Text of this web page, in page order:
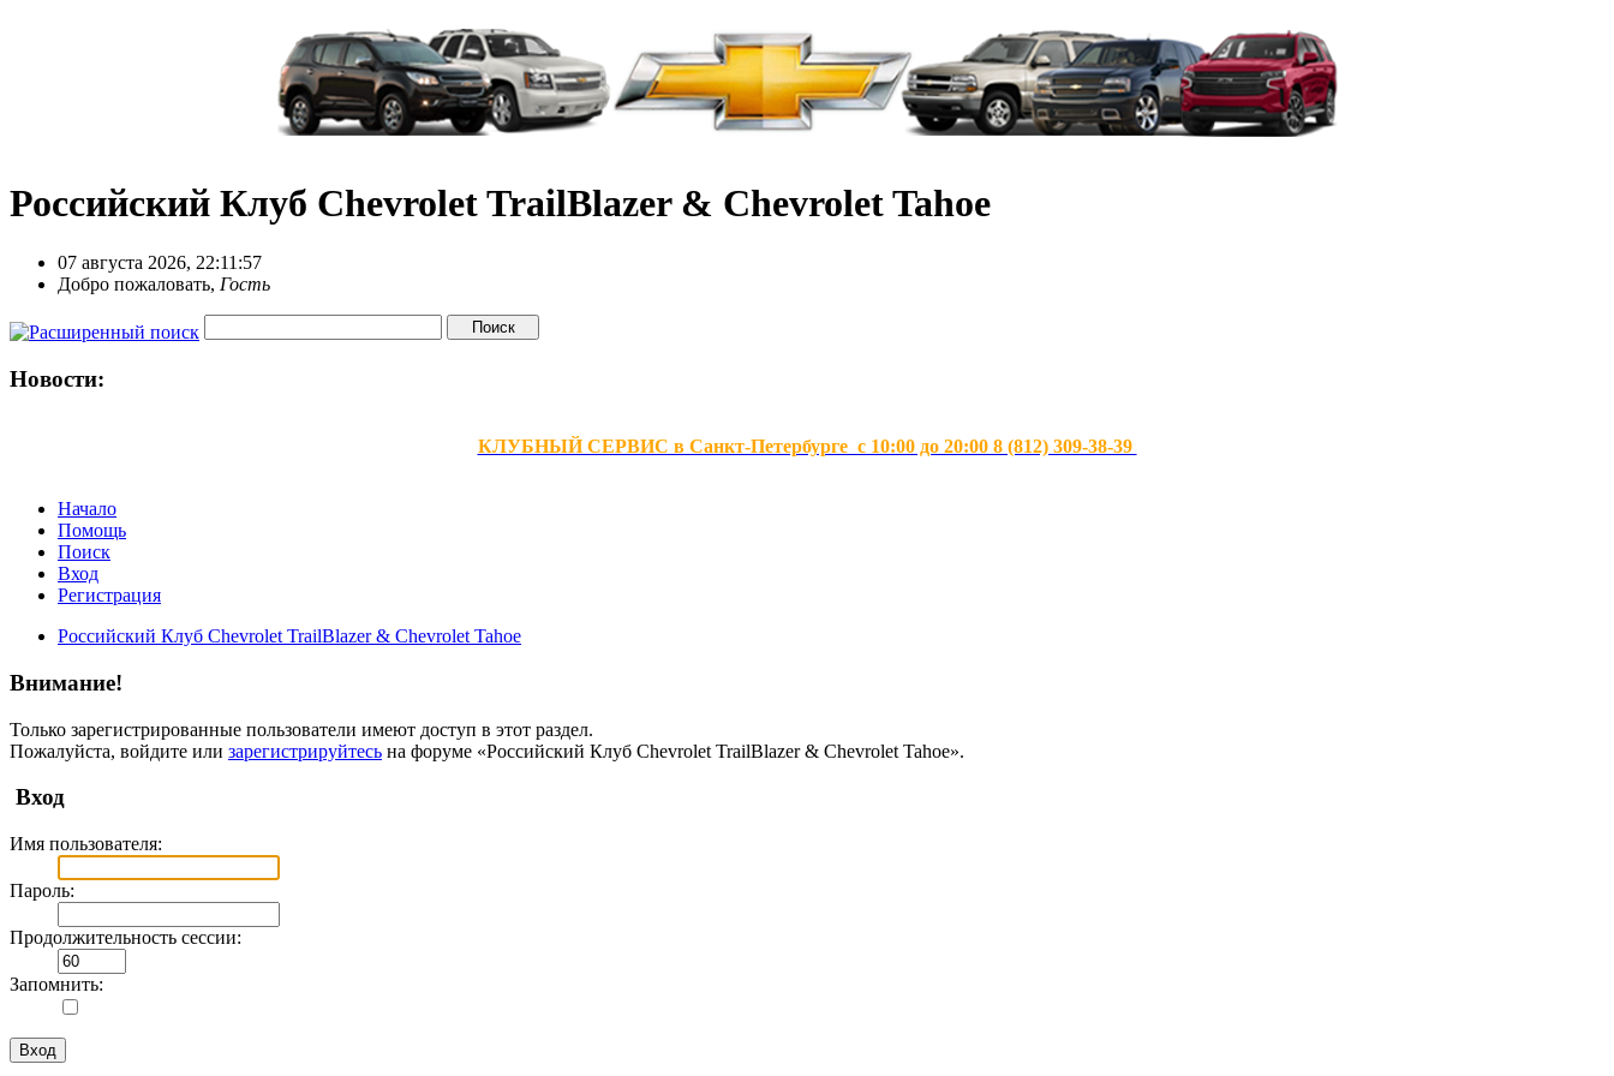
Российский Клуб Chevrolet TrailBlazer & Chevrolet Tahoe
07 августа 2026, 22:11:57
Добро пожаловать, Гость
Новости:
КЛУБНЫЙ СЕРВИС в Санкт-Петербурге с 10:00 до 20:00 8 (812) 309-38-39
Начало
Помощь
Поиск
Вход
Регистрация
Российский Клуб Chevrolet TrailBlazer & Chevrolet Tahoe
Внимание!
Только зарегистрированные пользователи имеют доступ в этот раздел.
Пожалуйста, войдите или зарегистрируйтесь на форуме «Российский Клуб Chevrolet TrailBlazer & Chevrolet Tahoe».
Вход
Имя пользователя:
Пароль:
Продолжительность сессии:
Запомнить: